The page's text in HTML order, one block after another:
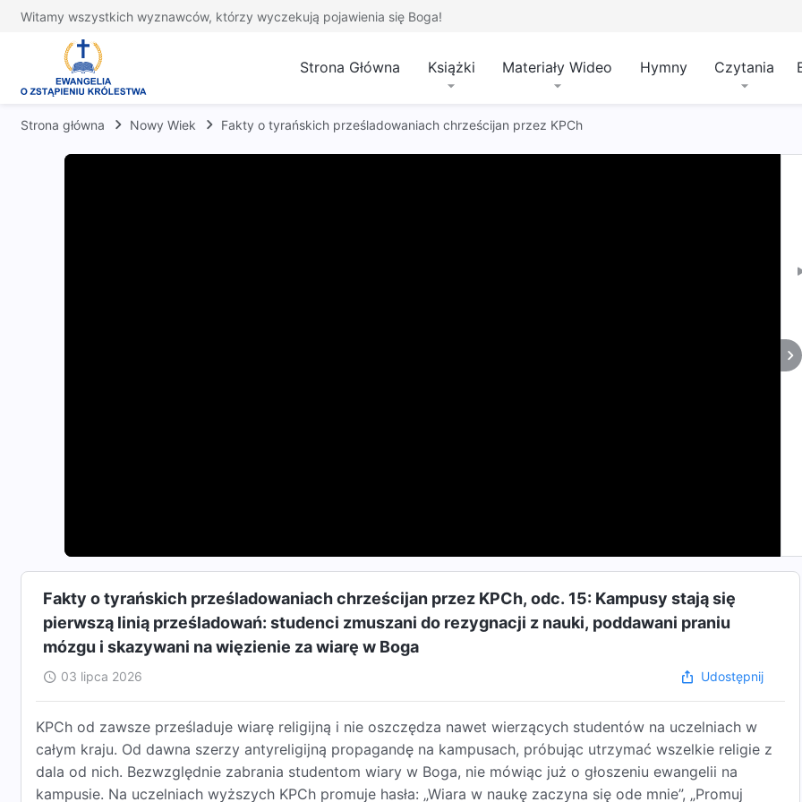
Witamy wszystkich wyznawców, którzy wyczekują pojawienia się Boga!
Strona Główna Książki Materiały Wideo Hymny Czytania
Strona główna Nowy Wiek Fakty o tyrańskich prześladowaniach chrześcijan przez KPCh
Fakty o tyrańskich prześladowaniach chrześcijan przez KPCh, odc. 15: Kampusy stają się
pierwszą linią prześladowań: studenci zmuszani do rezygnacji z nauki, poddawani praniu
mózgu i skazywani na więzienie za wiarę w Boga
03 lipca 2026 Udostępnij
KPCh od zawsze prześladuje wiarę religijną i nie oszczędza nawet wierzących studentów na uczelniach w
całym kraju. Od dawna szerzy antyreligijną propagandę na kampusach, próbując utrzymać wszelkie religie z
dala od nich. Bezwzględnie zabrania studentom wiary w Boga, nie mówiąc już o głoszeniu ewangelii na
kampusie. Na uczelniach wyższych KPCh promuje hasła: „Wiara w naukę zaczyna się ode mnie”, „Promuj